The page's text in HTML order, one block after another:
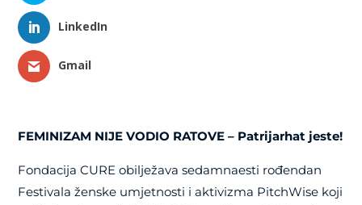
LinkedIn
Gmail
FEMINIZAM NIJE VODIO RATOVE – Patrijarhat jeste!
Fondacija CURE obilježava sedamnaesti rođendan
Festivala ženske umjetnosti i aktivizma PitchWise koji